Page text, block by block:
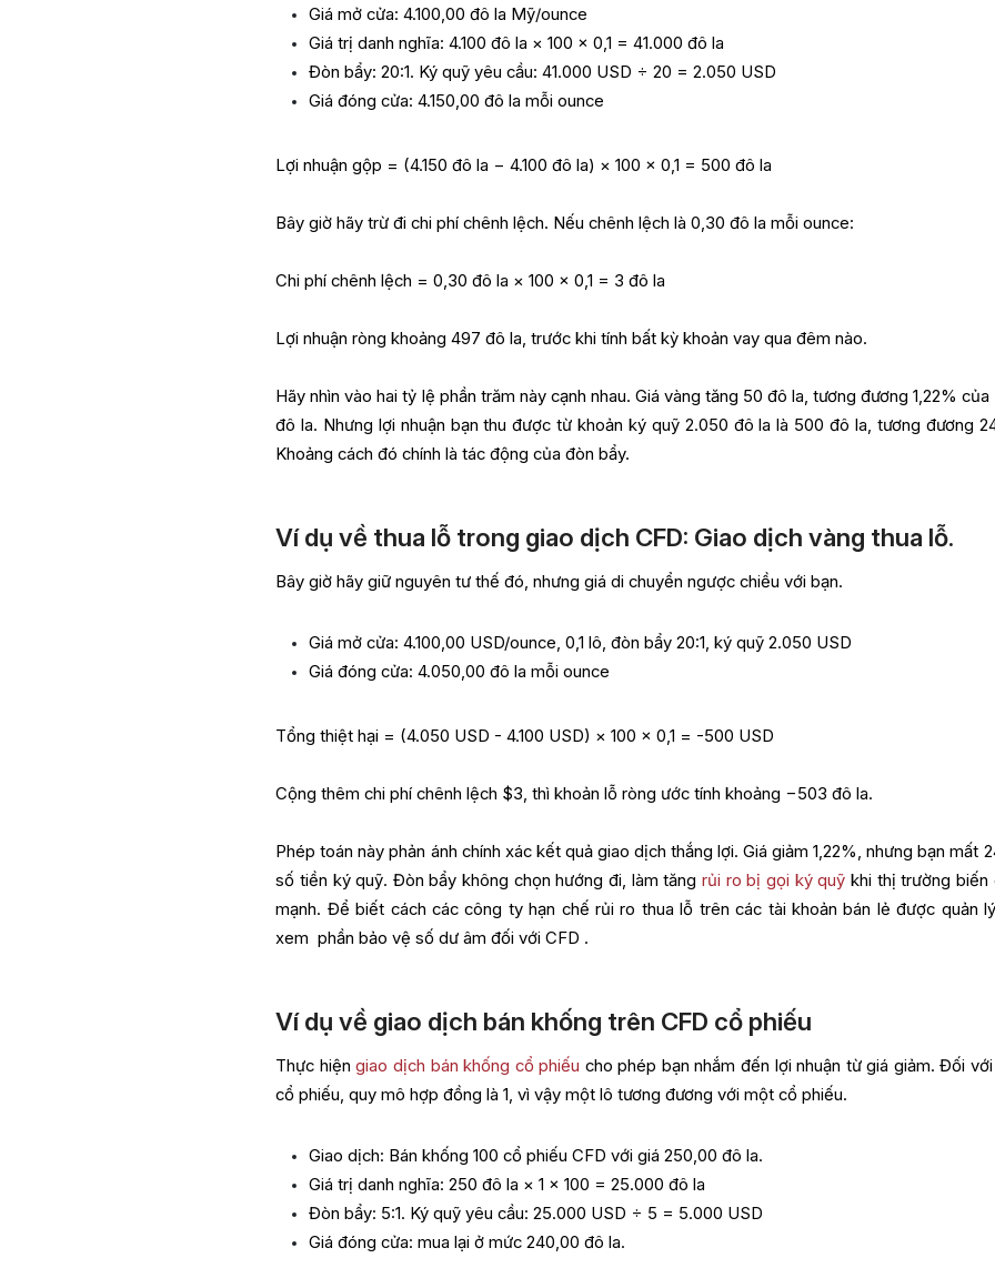
Giá mở cửa: 4.100,00 đô la Mỹ/ounce
Giá trị danh nghĩa: 4.100 đô la × 100 × 0,1 = 41.000 đô la
Đòn bẩy: 20:1. Ký quỹ yêu cầu: 41.000 USD ÷ 20 = 2.050 USD
Giá đóng cửa: 4.150,00 đô la mỗi ounce
Lợi nhuận gộp = (4.150 đô la − 4.100 đô la) × 100 × 0,1 = 500 đô la
Bây giờ hãy trừ đi chi phí chênh lệch. Nếu chênh lệch là 0,30 đô la mỗi ounce:
Chi phí chênh lệch = 0,30 đô la × 100 × 0,1 = 3 đô la
Lợi nhuận ròng khoảng 497 đô la, trước khi tính bất kỳ khoản vay qua đêm nào.
Hãy nhìn vào hai tỷ lệ phần trăm này cạnh nhau. Giá vàng tăng 50 đô la, tương đương 1,22% của
đô la. Nhưng lợi nhuận bạn thu được từ khoản ký quỹ 2.050 đô la là 500 đô la, tương đương
Khoảng cách đó chính là tác động của đòn bẩy.
Ví dụ về thua lỗ trong giao dịch CFD: Giao dịch vàng thua lỗ.
Bây giờ hãy giữ nguyên tư thế đó, nhưng giá di chuyển ngược chiều với bạn.
Giá mở cửa: 4.100,00 USD/ounce, 0,1 lô, đòn bẩy 20:1, ký quỹ 2.050 USD
Giá đóng cửa: 4.050,00 đô la mỗi ounce
Tổng thiệt hại = (4.050 USD - 4.100 USD) × 100 × 0,1 = -500 USD
Cộng thêm chi phí chênh lệch $3, thì khoản lỗ ròng ước tính khoảng −503 đô la.
Phép toán này phản ánh chính xác kết quả giao dịch thắng lợi. Giá giảm 1,22%, nhưng bạn mất
số tiền ký quỹ. Đòn bẩy không chọn hướng đi, làm tăngrủi ro bị gọi ký quỹ khi thị trường biến
mạnh. Để biết cách các công ty hạn chế rủi ro thua lỗ trên các tài khoản bán lẻ được quản
xem phần bảo vệ số dư âm đối với CFD .
Ví dụ về giao dịch bán khống trên CFD cổ phiếu
Thực hiệngiao dịch bán khống cổ phiếu cho phép bạn nhắm đến lợi nhuận từ giá giảm. Đối
cổ phiếu, quy mô hợp đồng là 1, vì vậy một lô tương đương với một cổ phiếu.
Giao dịch: Bán khống 100 cổ phiếu CFD với giá 250,00 đô la.
Giá trị danh nghĩa: 250 đô la × 1 × 100 = 25.000 đô la
Đòn bẩy: 5:1. Ký quỹ yêu cầu: 25.000 USD ÷ 5 = 5.000 USD
Giá đóng cửa: mua lại ở mức 240,00 đô la.